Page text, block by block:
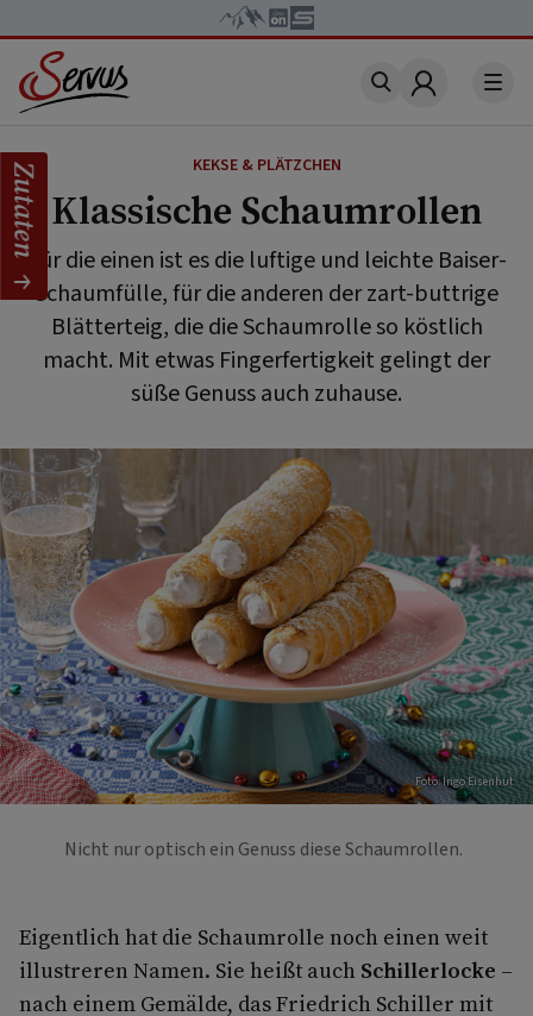
Account
KEKSE & PLÄTZCHEN
Klassische Schaumrollen
Für die einen ist es die luftige und leichte Baiser-
Schaumfülle, für die anderen der zart-buttrige
Blätterteig, die die Schaumrolle so köstlich
macht. Mit etwas Fingerfertigkeit gelingt der
süße Genuss auch zuhause.
Foto: Ingo Eisenhut
Nicht nur optisch ein Genuss diese Schaumrollen.
Eigentlich hat die Schaumrolle noch einen weit
illustreren Namen. Sie heißt auch Schillerlocke –
nach einem Gemälde, das Friedrich Schiller mit
Zutaten